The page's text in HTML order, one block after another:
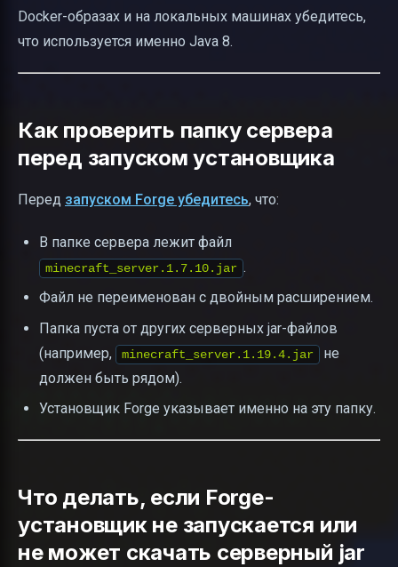
Docker-образах и на локальных машинах убедитесь,
что используется именно Java 8.
Как проверить папку сервера
перед запуском установщика
Перед запуском Forge убедитесь, что:
В папке сервера лежит файл
minecraft_server.1.7.10.jar .
Файл не переименован с двойным расширением.
Папка пуста от других серверных jar-файлов
(например,
minecraft_server.1.19.4.jar
не
должен быть рядом).
Установщик Forge указывает именно на эту папку.
Что делать, если Forge-
установщик не запускается или
не может скачать серверный jar